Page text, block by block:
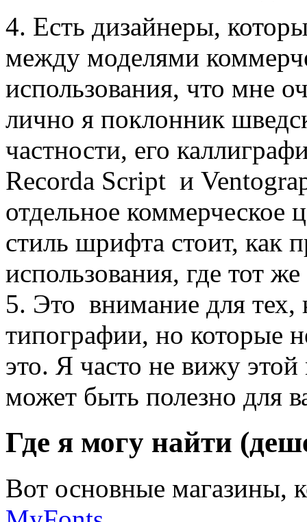
4. Есть дизайнеры,
между моделями
использования, что мне
лично я поклонник
частности, его
Recorda Script и
отдельное коммерческое
стиль шрифта стоит, как
использования, где тот
5. Это внимание для тех,
типографии, но которые
это. Я часто не вижу
может быть полезно для
Где я могу найти
Вот основные магазины,